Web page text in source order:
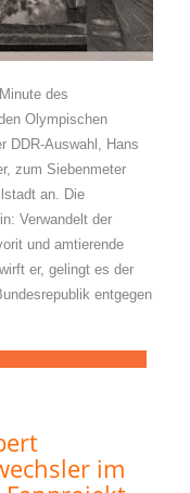
des
Olympischen
DDR-Auswahl, Hans
zum Siebenmeter
an. Die
Verwandelt der
und amtierende
er, gelingt es der
entgegen
im